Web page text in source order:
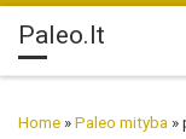
Skip to content
Paleo.lt
Home » Paleo mityba »